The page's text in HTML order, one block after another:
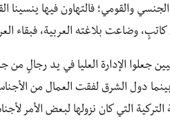
والقومي؛ فالتهاون فيها ينسينا
وضاعت بلاغته العربية، فبقاء
جعلوا الإدارة العليا في يد رجالٍ
بينما دول الشرق لفقت العمال من
التركية التي كان نزولها لبعض الأمر